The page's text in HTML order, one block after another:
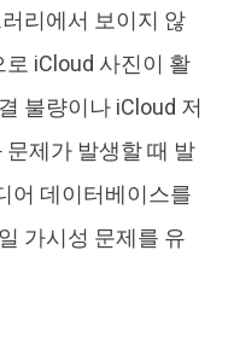
리에서 보이지 않
iCloud 사진이 활
불량이나 iCloud 저
제가 발생할 때 발
어 데이터베이스를
가시성 문제를 유